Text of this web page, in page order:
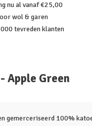
nu al vanaf €25,00
wol & garen
tevreden klanten
Apple Green
gemerceriseerd 100%